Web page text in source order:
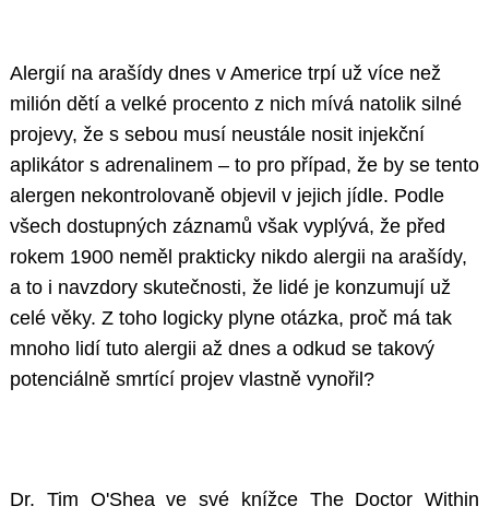
Alergií na arašídy dnes v Americe trpí už více než
milión dětí a velké procento z nich mívá natolik silné
projevy, že s sebou musí neustále nosit injekční
aplikátor s adrenalinem – to pro případ, že by se tento
alergen nekontrolovaně objevil v jejich jídle. Podle
všech dostupných záznamů však vyplývá, že před
rokem 1900 neměl prakticky nikdo alergii na arašídy,
a to i navzdory skutečnosti, že lidé je konzumují už
celé věky. Z toho logicky plyne otázka, proč má tak
mnoho lidí tuto alergii až dnes a odkud se takový
potenciálně smrtící projev vlastně vynořil?
Dr. Tim O'Shea ve své knížce The Doctor Within